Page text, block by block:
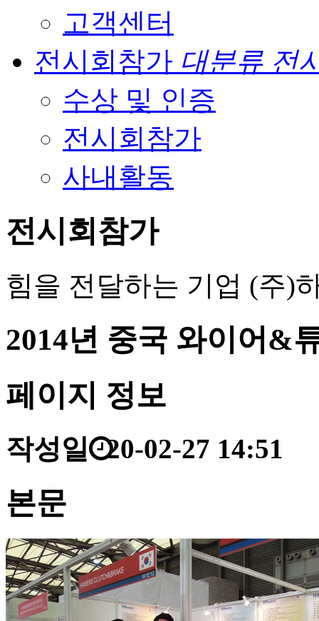
고객센터
전시회참가 대분류 전
수상 및 인증
전시회참가
사내활동
전시회참가
힘을 전달하는 기업 (주)
2014년 중국 와이어&
페이지 정보
작성일 20-02-27 14:51
본문